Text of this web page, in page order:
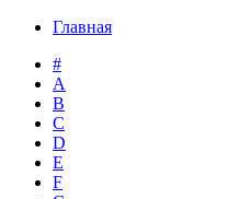
Главная
#
A
B
C
D
E
F